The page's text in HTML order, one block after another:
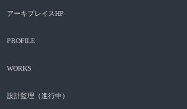
アーキプレイスHP
PROFILE
WORKS
設計監理（進行中）